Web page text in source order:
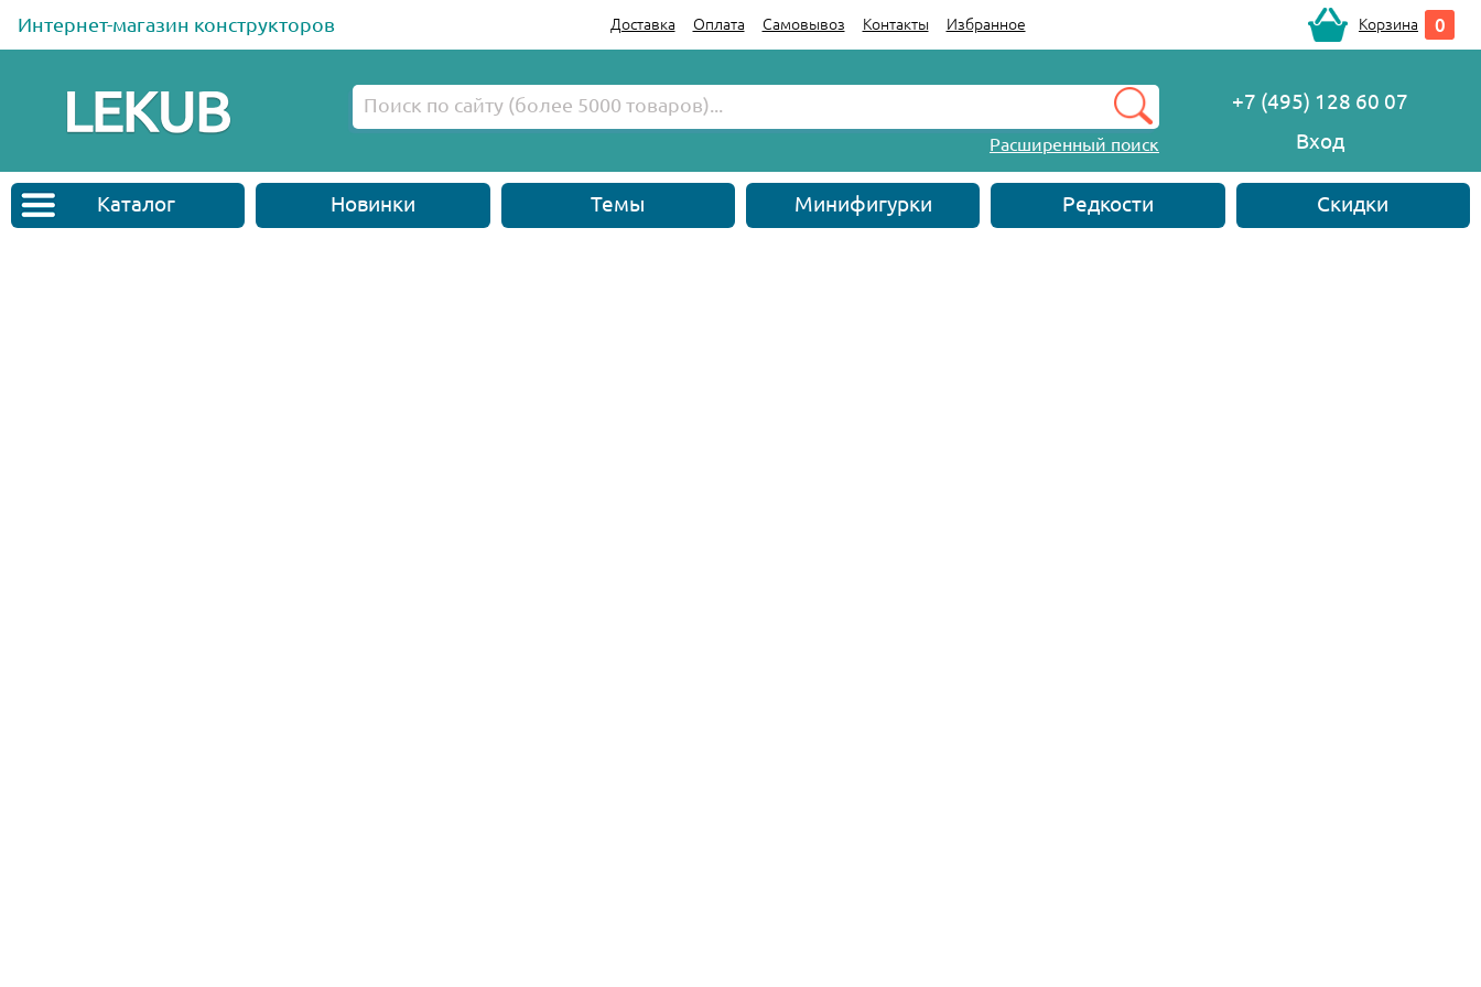
Интернет-магазин конструкторов Доставка Оплата Самовывоз Контакты Избранное Корзина 0
Расширенный поиск
+7 (495) 128 60 07
Вход
Каталог Новинки Темы Минифигурки Редкости Скидки